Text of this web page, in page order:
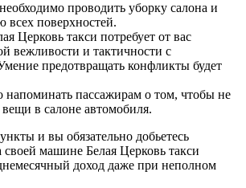
проводить уборку салона и
всех поверхностей.
Церковь такси потребует от вас
вежливости и тактичности с
предотвращать конфликты будет
напоминать пассажирам о том, чтобы не
в салоне автомобиля.
и вы обязательно добьетесь
своей машине Белая Церковь такси
доход даже при неполном